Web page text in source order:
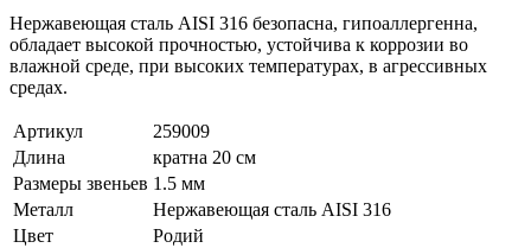
Нержавеющая сталь AISI 316 безопасна, гипоаллергенна,
обладает высокой прочностью, устойчива к коррозии во
влажной среде, при высоких температурах, в агрессивных
средах.
Артикул
259009
Длина
кратна 20 см
Размеры звеньев 1.5 мм
Металл
Нержавеющая сталь AISI 316
Цвет
Родий